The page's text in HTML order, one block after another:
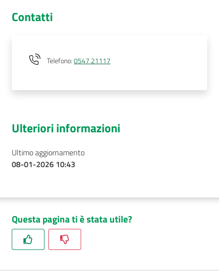
Contatti
Telefono:0547 21117
Ulteriori informazioni
Ultimo aggiornamento
08-01-2026 10:43
Questa pagina ti è stata utile?